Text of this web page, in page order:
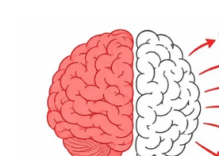
11:31 / 06 Avqust 2026
Büdcədən 192 milyon
vəsaitgeri qaytarılıb